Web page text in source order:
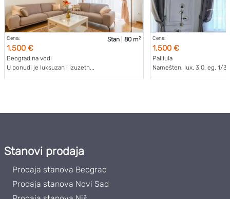
Cena:
1.500 €
Stan 80 m2
Beograd na vodi
U ponudi je luksuzan i izuzetn...
Cena:
1.500 €
Palilula
Namešten, lux, 3.0, eg, 1/3.
Stanovi prodaja
Prodaja stanova Beograd
Prodaja stanova Novi Sad